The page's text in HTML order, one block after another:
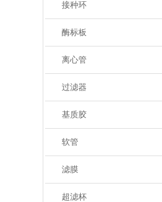
接种环
酶标板
离心管
过滤器
基质胶
软管
滤膜
超滤杯